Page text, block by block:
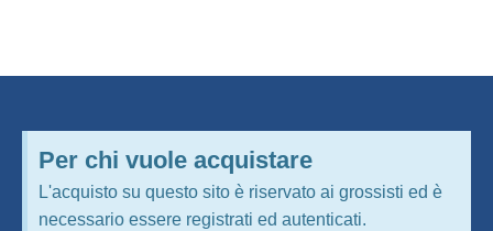
Per chi vuole acquistare
L'acquisto su questo sito è riservato ai grossisti ed è
necessario essere registrati ed autenticati.